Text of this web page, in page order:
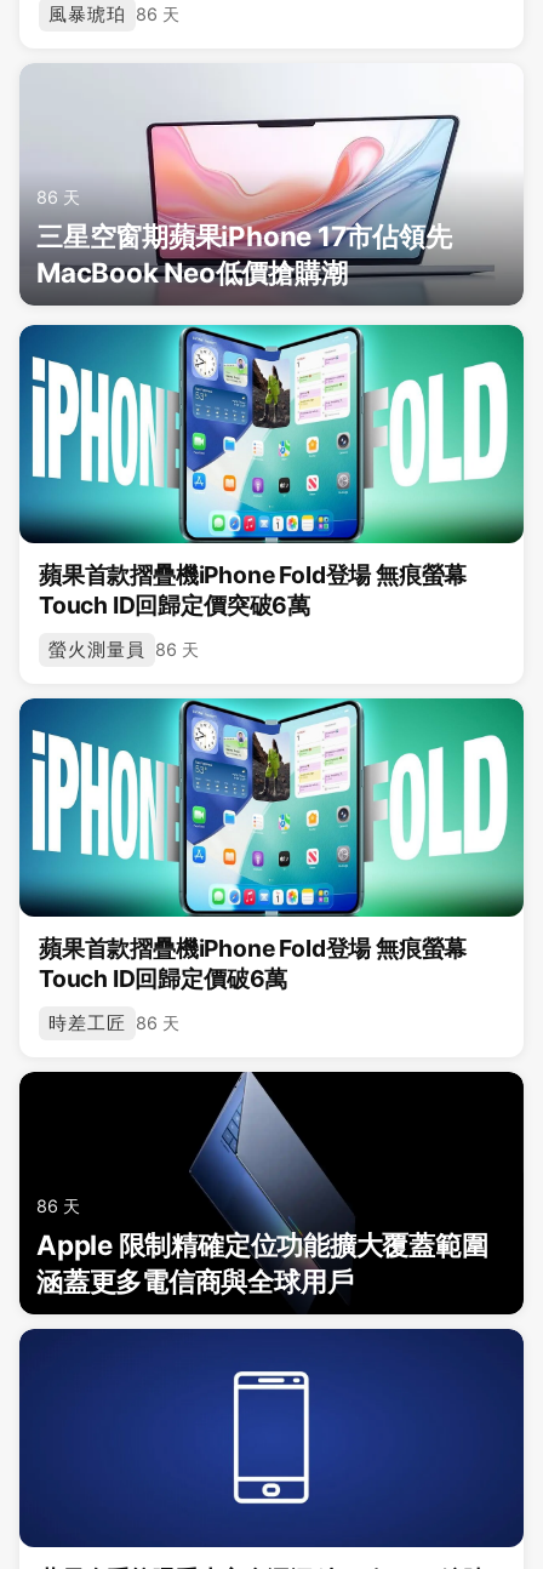
風暴琥珀 86 天
86 天
三星空窗期蘋果iPhone 17市佔領先
MacBook Neo低價搶購潮
蘋果首款摺疊機iPhone Fold登場 無痕螢幕
Touch ID回歸定價突破6萬
螢火測量員 86 天
蘋果首款摺疊機iPhone Fold登場 無痕螢幕
Touch ID回歸定價破6萬
時差工匠 86 天
86 天
Apple 限制精確定位功能擴大覆蓋範圍
涵蓋更多電信商與全球用戶